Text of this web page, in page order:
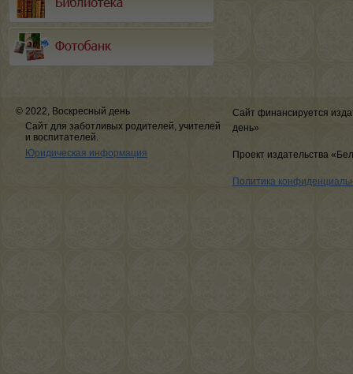
© 2022, Воскресный день
Сайт для заботливых родителей, учителей
и воспитателей.
Юридическая информация
Сайт финансируется
день»
Проект издательства
Политика